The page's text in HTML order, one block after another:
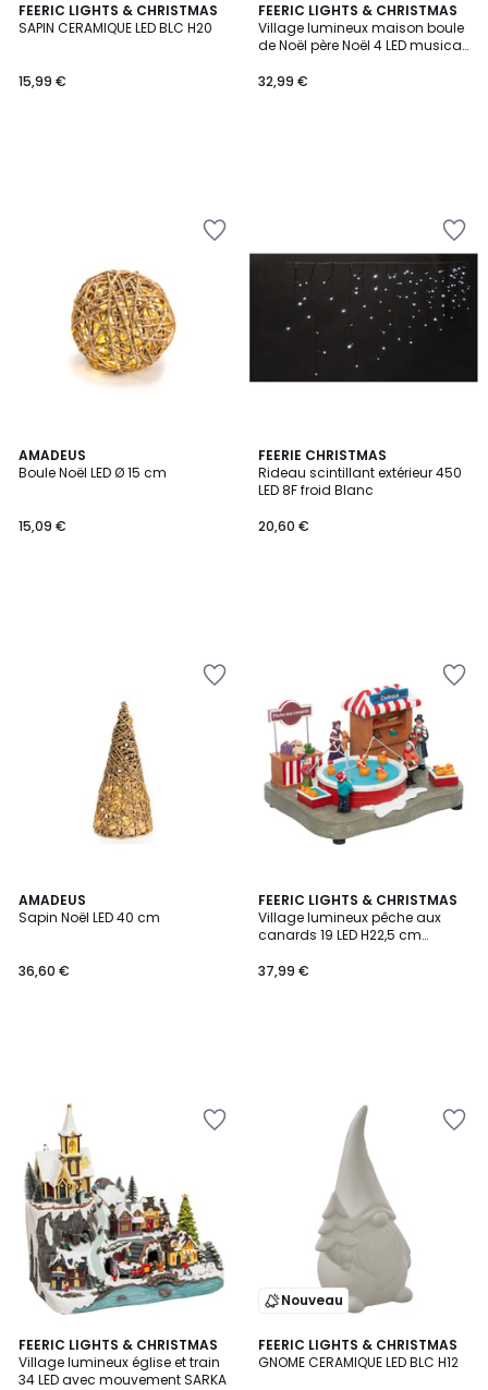
FEERIC LIGHTS & CHRISTMAS
SAPIN CERAMIQUE LED BLC H20
15,99 €
FEERIC LIGHTS & CHRISTMAS
Village lumineux maison boule
de Noël père Noël 4 LED musical
32,99 €
AMADEUS
Boule Noël LED Ø 15 cm
15,09 €
FEERIE CHRISTMAS
Rideau scintillant extérieur 450
LED 8F froid Blanc
20,60 €
AMADEUS
Sapin Noël LED 40 cm
36,60 €
FEERIC LIGHTS & CHRISTMAS
Village lumineux pêche aux
canards 19 LED H22,5 cm
37,99 €
FEERIC LIGHTS & CHRISTMAS
Village lumineux église et train
34 LED avec mouvement SARKA
Nouveau
FEERIC LIGHTS & CHRISTMAS
GNOME CERAMIQUE LED BLC H12